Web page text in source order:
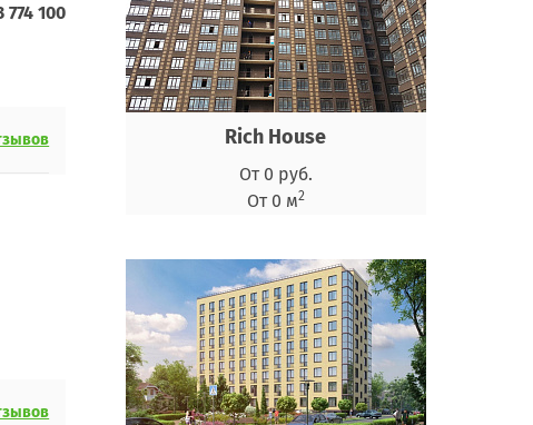
774 100
Rich House
От 0 руб.
От 0 м2